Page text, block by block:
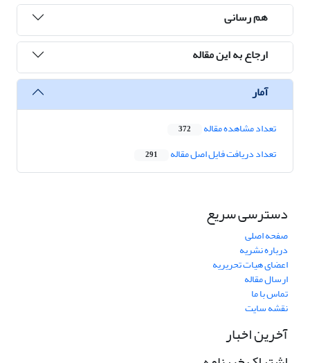
هم رسانی
ارجاع به این مقاله
آمار
تعداد مشاهده مقاله 372
تعداد دریافت فایل اصل مقاله 291
دسترسی سریع
صفحه اصلی
درباره نشریه
اعضای هیات تحریریه
ارسال مقاله
تماس با ما
نقشه سایت
آخرین اخبار